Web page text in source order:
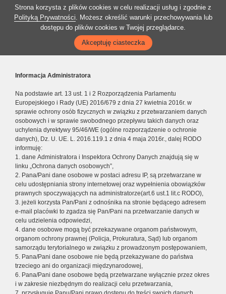
Strona korzysta z plików cookies w celu realizacji usług i zgodnie z
Polityką Prywatności. Możesz określić warunki przechowywania lub
dostępu do plików cookies w Twojej przeglądarce.
Akceptuję ciasteczka
Informacja Administratora
Na podstawie art. 13 ust. 1 i 2 Rozporządzenia Parlamentu
Europejskiego i Rady (UE) 2016/679 z dnia 27 kwietnia 2016r. w
sprawie ochrony osób fizycznych w związku z przetwarzaniem danych
osobowych i w sprawie swobodnego przepływu takich danych oraz
uchylenia dyrektywy 95/46/WE (ogólne rozporządzenie o ochronie
danych), Dz. U. UE. L. 2016.119.1 z dnia 4 maja 2016r., dalej RODO
informuję:
1. dane Administratora i Inspektora Ochrony Danych znajdują się w
linku „Ochrona danych osobowych”,
2. Pana/Pani dane osobowe w postaci adresu IP, są przetwarzane w
celu udostępniania strony internetowej oraz wypełnienia obowiązków
prawnych spoczywających na administratorze(art.6 ust.1 lit.c RODO),
3. jeżeli korzysta Pan/Pani z odnośnika na stronie będącego adresem
e-mail placówki to zgadza się Pan/Pani na przetwarzanie danych w
celu udzielenia odpowiedzi,
4. dane osobowe mogą być przekazywane organom państwowym,
organom ochrony prawnej (Policja, Prokuratura, Sąd) lub organom
samorządu terytorialnego w związku z prowadzonym postępowaniem,
5. Pana/Pani dane osobowe nie będą przekazywane do państwa
trzeciego ani do organizacji międzynarodowej,
6. Pana/Pani dane osobowe będą przetwarzane wyłącznie przez okres
i w zakresie niezbędnym do realizacji celu przetwarzania,